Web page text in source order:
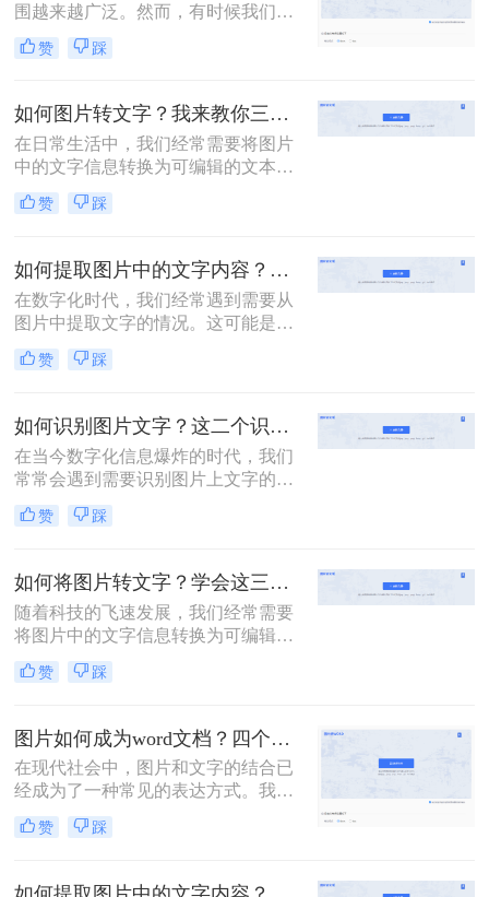
围越来越广泛。然而，有时候我们可
能会遇到一些需要提取图片中的文字
的场景，比如需要将一张旧照片中的
书的扫描版中提取出关键段落。那
么，如何图片提取文字呢？本文将为
您详细介绍几种常见的图片文字提取
方法。
赞 踩
如何图片转文字？我来教你三招！
在日常生活中，我们经常需要将图片
中的文字信息转换为可编辑的文本格
式。无论是出于学习、工作还是其他
需求，图片转文字技术都为我们提供
呢？本文将介绍四种图片转文字的方
法。
赞 踩
如何提取图片中的文字内容？教你3招，轻松搞定图片转文字提取！
在数字化时代，我们经常遇到需要从
图片中提取文字的情况。这可能是为
了编辑、复制或分享图片中的文本信
息。然而，图片中的文字往往无法直
有挑战性的任务。那么如何提取图片
中的文字内容呢？本文将介绍几种实
用的方法，帮助您从图片中提取文
字。
赞 踩
如何识别图片文字？这二个识别方法教会你！
在当今数字化信息爆炸的时代，我们
常常会遇到需要识别图片上文字的场
景，比如从照片中提取出有用的文字
信息、将海报、名片等纸质文档中的
么，如何识别图片文字呢？接下来，
我们将介绍二种方法，帮助您轻松应
对图片文字识别的挑战。
赞 踩
如何将图片转文字？学会这三种方法轻松实现转换！
随着科技的飞速发展，我们经常需要
将图片中的文字信息转换为可编辑和
搜索的文本格式。这种需求在多个领
域都很常见，如文档数字化、社交媒
是，现在有多种方法和技术可以帮助
我们实现图片转文字。本文将介绍如
何将图片转文字。
赞 踩
图片如何成为word文档？四个好用的方法分享！
在现代社会中，图片和文字的结合已
经成为了一种常见的表达方式。我们
可以通过图片来传达各种信息，比如
广告、宣传等等。但有时候我们需要
和处理，这时候就需要把图片中的文
赞 踩